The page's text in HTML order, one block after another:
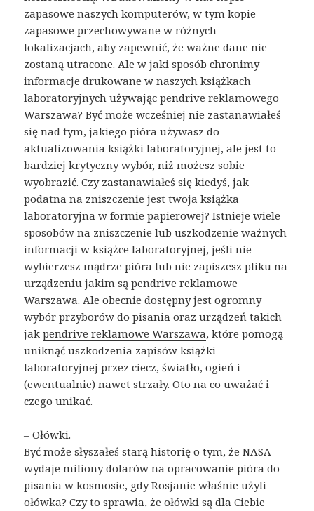
zapasowe naszych komputerów, w tym kopie
zapasowe przechowywane w różnych
lokalizacjach, aby zapewnić, że ważne dane nie
zostaną utracone. Ale w jaki sposób chronimy
informacje drukowane w naszych książkach
laboratoryjnych używając pendrive reklamowego
Warszawa? Być może wcześniej nie zastanawiałeś
się nad tym, jakiego pióra używasz do
aktualizowania książki laboratoryjnej, ale jest to
bardziej krytyczny wybór, niż możesz sobie
wyobrazić. Czy zastanawiałeś się kiedyś, jak
podatna na zniszczenie jest twoja książka
laboratoryjna w formie papierowej? Istnieje wiele
sposobów na zniszczenie lub uszkodzenie ważnych
informacji w książce laboratoryjnej, jeśli nie
wybierzesz mądrze pióra lub nie zapiszesz pliku na
urządzeniu jakim są pendrive reklamowe
Warszawa. Ale obecnie dostępny jest ogromny
wybór przyborów do pisania oraz urządzeń takich
jakpendrive reklamowe Warszawa, które pomogą
uniknąć uszkodzenia zapisów książki
laboratoryjnej przez ciecz, światło, ogień i
(ewentualnie) nawet strzały. Oto na co uważać i
czego unikać.
– Ołówki.
Być może słyszałeś starą historię o tym, że NASA
wydaje miliony dolarów na opracowanie pióra do
pisania w kosmosie, gdy Rosjanie właśnie użyli
ołówka? Czy to sprawia, że ​​ołówki są dla Ciebie